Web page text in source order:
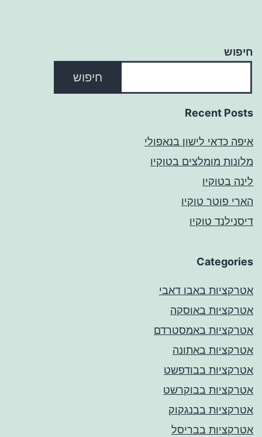
חיפוש
חיפוש
Recent Posts
איפה כדאי לישון בנאפולי
מלונות מומלצים בטוקיו
לינה בטוקיו
הארי פוטר טוקיו
דיסנילנד טוקיו
Categories
אטרקציות באבו דאבי
אטרקציות באוסקה
אטרקציות באמסטרדם
אטרקציות באתונה
אטרקציות בבודפשט
אטרקציות בבוקרשט
אטרקציות בבנגקוק
אטרקציות בבריסל